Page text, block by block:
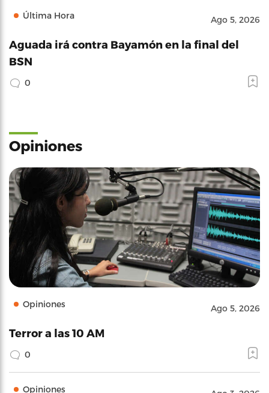
Última Hora Ago 5, 2026
Aguada irá contra Bayamón en la final del
BSN
0
Opiniones
Opiniones Ago 5, 2026
Terror a las 10 AM
0
Opiniones